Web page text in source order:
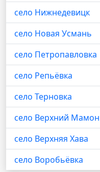
село Нижнедевицк
село Новая Усмань
село Петропавловка
село Репьёвка
село Терновка
село Верхний Мамон
село Верхняя Хава
село Воробьёвка